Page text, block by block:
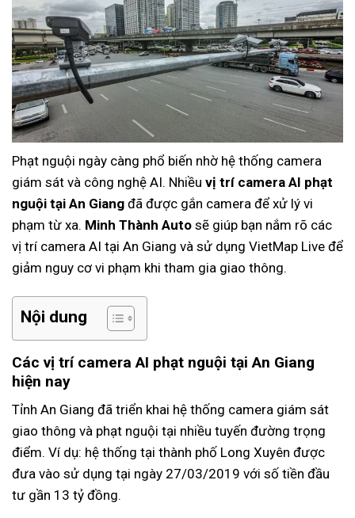
Phạt nguội ngày càng phổ biến nhờ hệ thống camera
giám sát và công nghệ AI. Nhiều vị trí camera AI phạt
nguội tại An Giang đã được gắn camera để xử lý vi
phạm từ xa. Minh Thành Auto sẽ giúp bạn nắm rõ các
vị trí camera AI tại An Giang và sử dụng VietMap Live để
giảm nguy cơ vi phạm khi tham gia giao thông.
Nội dung
Các vị trí camera AI phạt nguội tại An Giang
hiện nay
Tỉnh An Giang đã triển khai hệ thống camera giám sát
giao thông và phạt nguội tại nhiều tuyến đường trọng
điểm. Ví dụ: hệ thống tại thành phố Long Xuyên được
đưa vào sử dụng tại ngày 27/03/2019 với số tiền đầu
tư gần 13 tỷ đồng.